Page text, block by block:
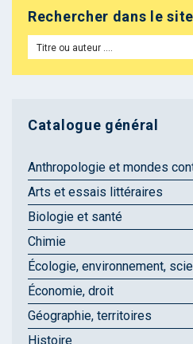
Rechercher dans le site
Catalogue général
Anthropologie et mondes
Arts et essais littéraires
Biologie et santé
Chimie
Écologie, environnement,
Économie, droit
Géographie, territoires
Histoire